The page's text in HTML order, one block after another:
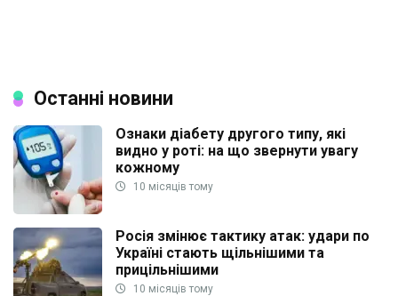
Останні новини
Ознаки діабету другого типу, які
видно у роті: на що звернути увагу
кожному
10 місяців тому
Росія змінює тактику атак: удари по
Україні стають щільнішими та
прицільнішими
10 місяців тому